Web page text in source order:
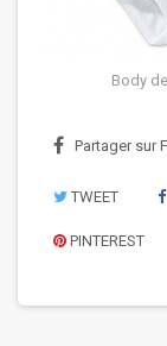
Body
Partager sur
TWEET
PINTEREST